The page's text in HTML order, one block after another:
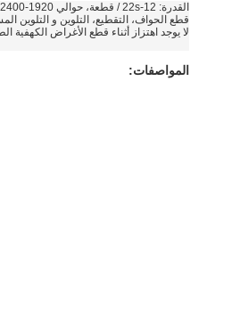
القدرة: 12-22s / قطعة، حوالي 1920-2400 قطعة / 10 ساعات.
قطع الحواف، التقطيع، التلوين و التلوين المسطح
لا يوجد اهتزاز أثناء قطع الأغراض الكهفية
المواصفات: